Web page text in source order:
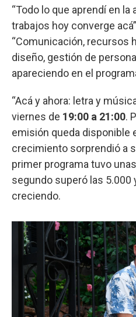
“Todo lo que aprendí en
trabajos hoy converge
“Comunicación, recursos
diseño, gestión de
apareciendo en el
“Acá y ahora: letra y
viernes de 19:00 a 21:00.
emisión queda disponible
crecimiento sorprendió a
primer programa tuvo
segundo superó las
creciendo.